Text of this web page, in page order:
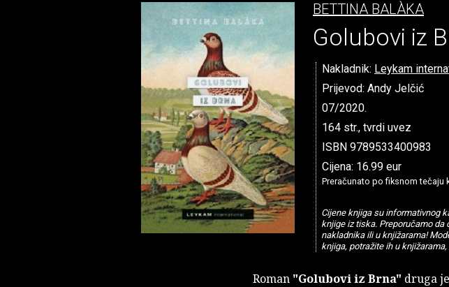
BETTINA BALÀKA
Golubovi iz
Nakladnik: Leykam
Prijevod: Andy Jelčić
07/2020.
164 str., tvrdi uvez
ISBN 9789533400983
Cijena: 16.99 eur
Preračunato po fiksnom tečaju
Cijene knjiga su informativnog
knjige iz tiska. Preporučamo
nakladnika ili u knjižarama!
knjiga, potražite ih u
Roman "Golubovi iz Brna" druga